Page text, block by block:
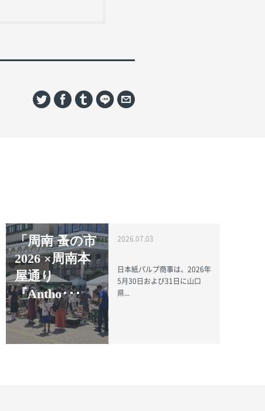
「周南 蚤の市
2026 ×周南本
屋通り
『Antho･･･
2026.07.03
日本紙パルプ商事は、2026年
5月30日および31日に山口
県...